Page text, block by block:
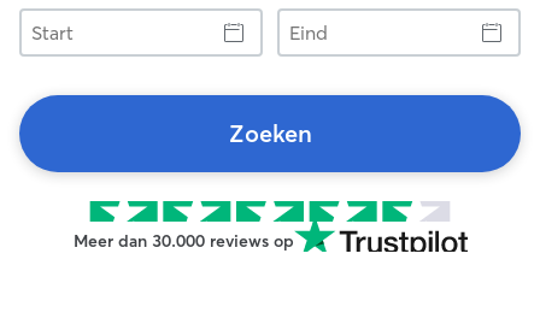
Start
Eind
Zoeken
Meer dan 30.000 reviews op